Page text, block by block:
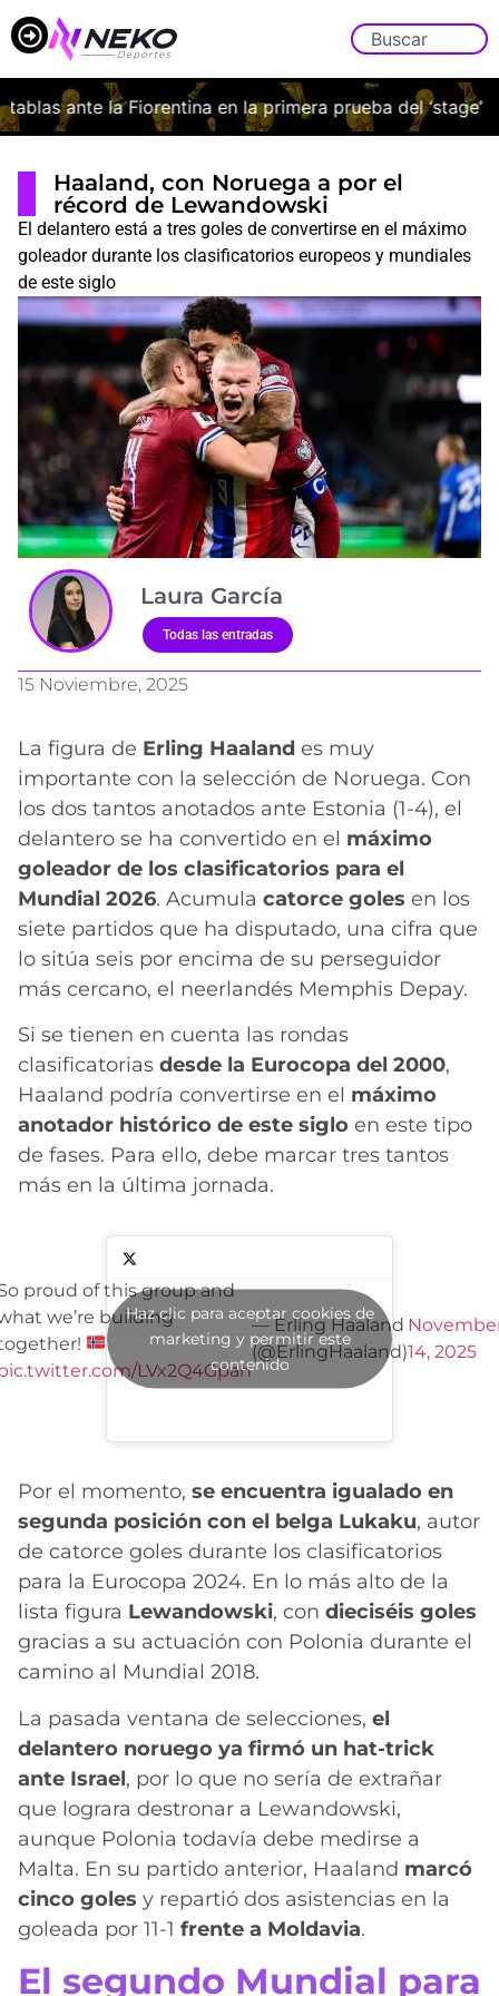
ante la Fiorentina en la primera prueba del ‘stage’
Haaland, con Noruega a por el
récord de Lewandowski
El delantero está a tres goles de convertirse en el máximo
goleador durante los clasificatorios europeos y mundiales
de este siglo
Laura García
Todas las entradas
15 Noviembre, 2025
La figura de Erling Haaland es muy
importante con la selección de Noruega. Con
los dos tantos anotados ante Estonia (1-4), el
delantero se ha convertido en el máximo
goleador de los clasificatorios para el
Mundial 2026. Acumula catorce goles en los
siete partidos que ha disputado, una cifra que
lo sitúa seis por encima de su perseguidor
más cercano, el neerlandés Memphis Depay.
Si se tienen en cuenta las rondas
clasificatorias desde la Eurocopa del 2000,
Haaland podría convertirse en el máximo
anotador histórico de este siglo en este tipo
de fases. Para ello, debe marcar tres tantos
más en la última jornada.
proud of this group and
we’re building
LVx2Q4Gpah
— Erling Haaland
(@ErlingHaaland)14, 2025
Haz clic para aceptar cookies de
marketing y permitir este
contenido
Por el momento, se encuentra igualado en
segunda posición con el belga Lukaku, autor
de catorce goles durante los clasificatorios
para la Eurocopa 2024. En lo más alto de la
lista figura Lewandowski, con dieciséis goles
gracias a su actuación con Polonia durante el
camino al Mundial 2018.
La pasada ventana de selecciones, el
delantero noruego ya firmó un hat-trick
ante Israel, por lo que no sería de extrañar
que lograra destronar a Lewandowski,
aunque Polonia todavía debe medirse a
Malta. En su partido anterior, Haaland marcó
cinco goles y repartió dos asistencias en la
goleada por 11-1 frente a Moldavia.
El segundo Mundial para